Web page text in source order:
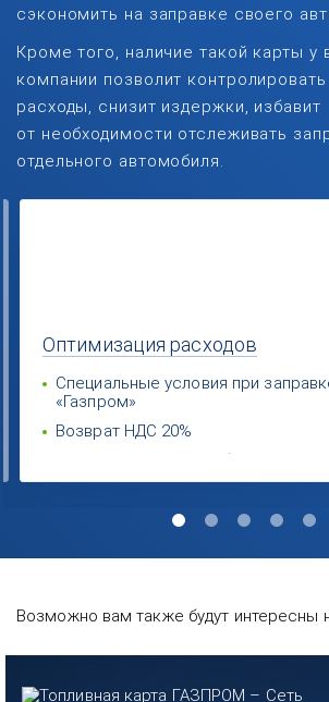
сэкономить на заправке своего
Кроме того, наличие такой карты у
компании позволит
расходы, снизит издержки, избавит
от необходимости отслеживать
отдельного автомобиля.
Оптимизациярасходов
Специальные условия при
«Газпром»
Возврат НДС 20%
Возможно вам также будут интересны